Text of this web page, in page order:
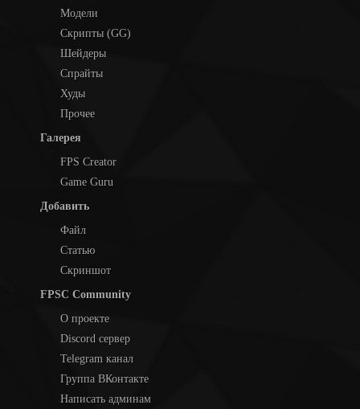
Модели
Скрипты (GG)
Шейдеры
Спрайты
Худы
Прочее
Галерея
FPS Creator
Game Guru
Добавить
Файл
Статью
Скриншот
FPSC Community
О проекте
Discord сервер
Telegram канал
Группа ВКонтакте
Написать админам